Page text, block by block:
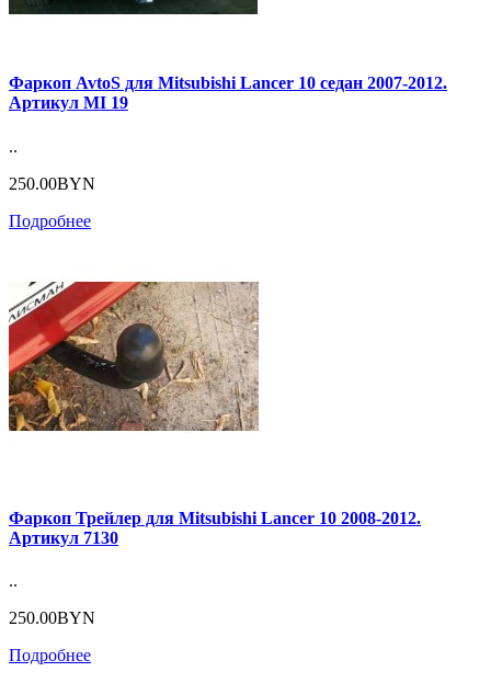
Фаркоп AvtoS для Mitsubishi Lancer 10 седан 2007-2012.
Артикул MI 19
..
250.00BYN
Подробнее
Фаркоп Трейлер для Mitsubishi Lancer 10 2008-2012.
Артикул 7130
..
250.00BYN
Подробнее